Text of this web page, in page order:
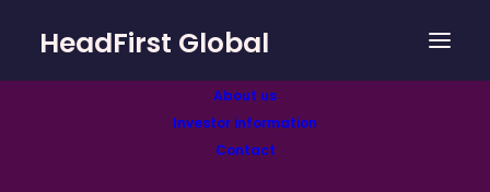
HeadFirst Global
About us
Investor information
Contact